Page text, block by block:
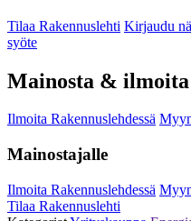
Tilaa Rakennuslehti Kirjaudu
syöte
Mainosta & ilmoita
Ilmoita Rakennuslehdessä
Mainostajalle
Ilmoita Rakennuslehdessä
Tilaa Rakennuslehti